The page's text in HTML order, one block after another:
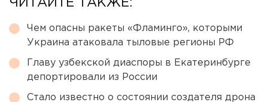
ЧИТАЙТЕ ТАКЖЕ:
Чем опасны ракеты «Фламинго», которыми
Украина атаковала тыловые регионы РФ
Главу узбекской диаспоры в Екатеринбурге
депортировали из России
Стало известно о состоянии создателя дрона